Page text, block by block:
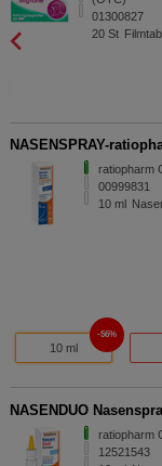
01300827
20 St
NASENSPRAY-
ratiopharm
00999831
10 ml
10 ml
56%
NASENDUO
ratiopharm
12521543